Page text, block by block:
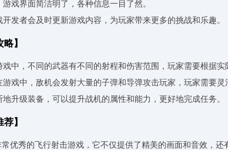
戏界面简洁明了，各种信息一目了然。
发者会及时更新游戏内容，为玩家带来更多的挑战和乐趣。
】
中，不同的武器有不同的射程和伤害范围，玩家需要根据实
戏中，敌机会发射大量的子弹和导弹攻击玩家，玩家需要灵
升级装备，可以提升战机的属性和能力，更好地完成任务。
】
常优秀的飞行射击游戏，它不仅提供了精美的画面和音效，